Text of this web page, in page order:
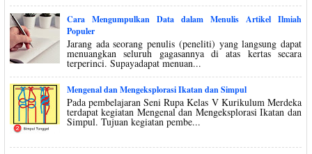
Cara Mengumpulkan Data dalam Menulis Artikel Ilmiah
Populer
Jarang ada seorang penulis (peneliti) yang langsung dapat
menuangkan seluruh gagasannya di atas kertas secara
terperinci. Supayadapat menuan...
Mengenal dan Mengeksplorasi Ikatan dan Simpul
Pada pembelajaran Seni Rupa Kelas V Kurikulum Merdeka
terdapat kegiatan Mengenal dan Mengeksplorasi Ikatan dan
Simpul. Tujuan kegiatan pembe...